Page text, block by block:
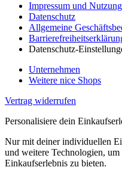
Impressum und
Datenschutz
Allgemeine
Datenschutz-
Unternehmen
Weitere nice Shops
Vertrag widerrufen
Personalisiere dein
Nur mit deiner individuellen
und weitere Technologien,
Einkaufserlebnis zu bieten.